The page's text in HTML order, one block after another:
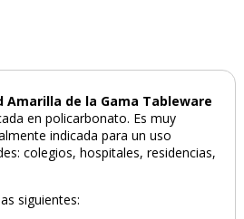
Amarilla de la Gama Tableware
en policarbonato. Es muy
indicada para un uso
colegios, hospitales, residencias,
siguientes: